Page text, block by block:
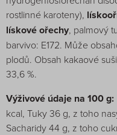
rostlinné karoteny),
lískové ořechy, palmový
barvivo: E172. Může
plodů. Obsah kakaové
33,6 %.
Výživové údaje na 100 g:
kcal, Tuky 36 g, z toho
Sacharidy 44 g, z toho